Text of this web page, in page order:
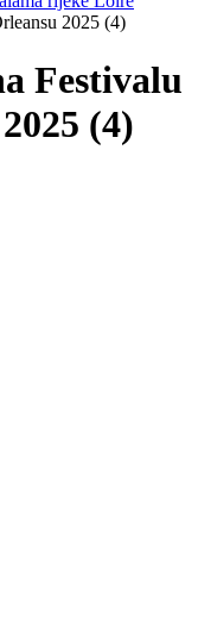
2025 (4)
Festivalu
(4)